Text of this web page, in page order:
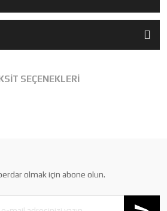
SEÇENEKLERİ
olmak için abone olun.